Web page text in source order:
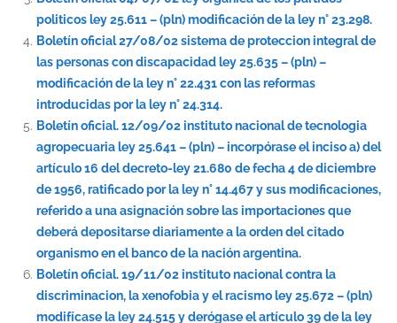
politicos ley 25.611 – (pln) modificación de la ley n° 23.298.
Boletín oficial 27/08/02 sistema de proteccion integral de
las personas con discapacidad ley 25.635 – (pln) –
modificación de la ley n° 22.431 con las reformas
introducidas por la ley n° 24.314.
Boletín oficial. 12/09/02 instituto nacional de tecnologia
agropecuaria ley 25.641 – (pln) – incorpórase el inciso a) del
artículo 16 del decreto-ley 21.680 de fecha 4 de diciembre
de 1956, ratificado por la ley n° 14.467 y sus modificaciones,
referido a una asignación sobre las importaciones que
deberá depositarse diariamente a la orden del citado
organismo en el banco de la nación argentina.
Boletín oficial. 19/11/02 instituto nacional contra la
discriminacion, la xenofobia y el racismo ley 25.672 – (pln)
modifícase la ley 24.515 y derógase el artículo 39 de la ley